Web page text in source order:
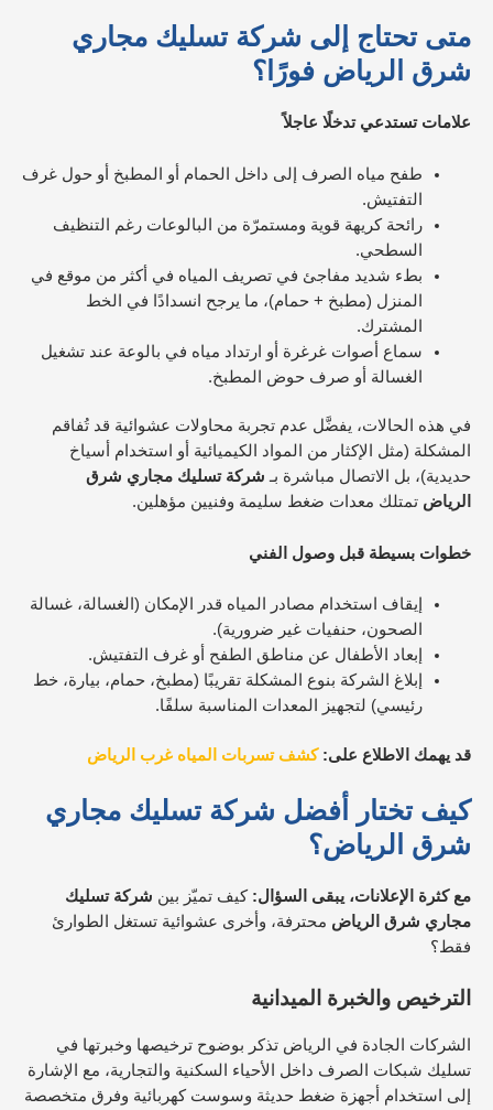
متى تحتاج إلى شركة تسليك مجاري
شرق الرياض فورًا؟
علامات تستدعي تدخلًا عاجلاً
طفح مياه الصرف إلى داخل الحمام أو المطبخ أو حول غرف
التفتيش.
رائحة كريهة قوية ومستمرّة من البالوعات رغم التنظيف
السطحي.
بطء شديد مفاجئ في تصريف المياه في أكثر من موقع في
المنزل (مطبخ + حمام)، ما يرجح انسدادًا في الخط
المشترك.
سماع أصوات غرغرة أو ارتداد مياه في بالوعة عند تشغيل
الغسالة أو صرف حوض المطبخ.
في هذه الحالات، يفضَّل عدم تجربة محاولات عشوائية قد تُفاقم
المشكلة (مثل الإكثار من المواد الكيميائية أو استخدام أسياخ
حديدية)، بل الاتصال مباشرة بـ شركة تسليك مجاري شرق
الرياض تمتلك معدات ضغط سليمة وفنيين مؤهلين.​
خطوات بسيطة قبل وصول الفني
إيقاف استخدام مصادر المياه قدر الإمكان (الغسالة، غسالة
الصحون، حنفيات غير ضرورية).
إبعاد الأطفال عن مناطق الطفح أو غرف التفتيش.
إبلاغ الشركة بنوع المشكلة تقريبًا (مطبخ، حمام، بيارة، خط
رئيسي) لتجهيز المعدات المناسبة سلفًا.
قد يهمك الاطلاع على:كشف تسربات المياه غرب الرياض
كيف تختار أفضل شركة تسليك مجاري
شرق الرياض؟
مع كثرة الإعلانات، يبقى السؤال: كيف تميّز بين شركة تسليك
مجاري شرق الرياض محترفة، وأخرى عشوائية تستغل الطوارئ
فقط؟
الترخيص والخبرة الميدانية
الشركات الجادة في الرياض تذكر بوضوح ترخيصها وخبرتها في
تسليك شبكات الصرف داخل الأحياء السكنية والتجارية، مع الإشارة
إلى استخدام أجهزة ضغط حديثة وسوست كهربائية وفرق متخصصة